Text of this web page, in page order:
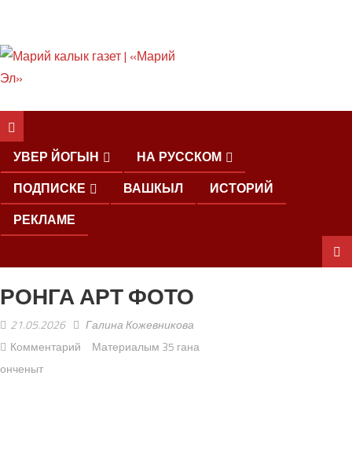
УВЕР ЙОГЫН
НА РУССКОМ
ПОДПИСКЕ
ВАШКЫЛ
ИСТОРИЙ
РЕКЛАМЕ
РОНГА АРТ ФОТО
21.05.2026
Галина Кожевникова
Комментарий
Материалым 35 гана
онченыт